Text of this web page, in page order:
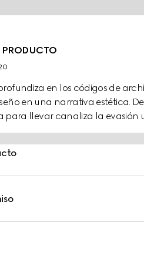
en los códigos de
en una narrativa estética.
para llevar canaliza la evasión
fluido, esta camisa se